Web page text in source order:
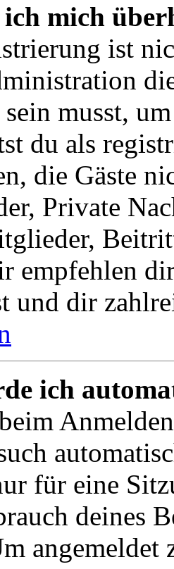
ich mich
ist
musst,
du als
die Gäste
Private
empfehlen
und dir
ich
für eine
deines
angemeldet